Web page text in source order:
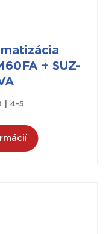
+ SUZ-
| 4-5